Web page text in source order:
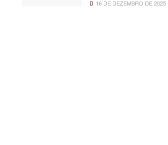
16 DE DEZEMBRO DE 2025